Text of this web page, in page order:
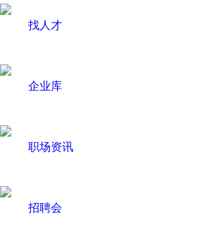
找人才
企业库
职场资讯
招聘会